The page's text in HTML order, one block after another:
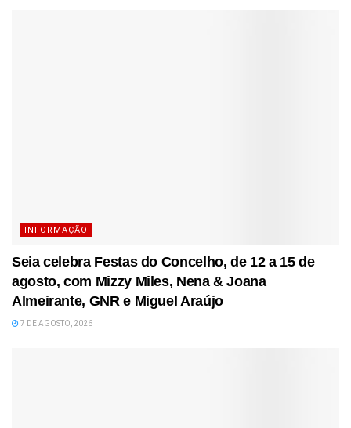
INFORMAÇÃO
Seia celebra Festas do Concelho, de 12 a 15 de
agosto, com Mizzy Miles, Nena & Joana
Almeirante, GNR e Miguel Araújo
7 DE AGOSTO, 2026